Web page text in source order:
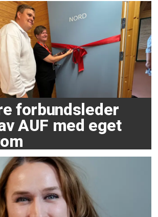
forbundsleder
AUF med eget